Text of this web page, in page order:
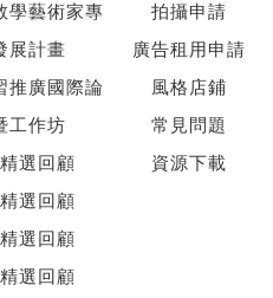
學藝術家專
展計畫
推廣國際論
工作坊
選回顧
選回顧
選回顧
選回顧
拍攝申請
廣告租用申請
風格店鋪
常見問題
資源下載